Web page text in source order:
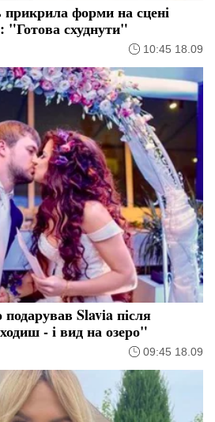
форми на сцені
"Готова схуднути"
10:45 18.09
подарував Slavia після
- і вид на озеро"
09:45 18.09